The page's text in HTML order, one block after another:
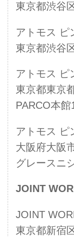
東京都渋谷
アトモス ピ
東京都渋谷
アトモス ピ
東京都東京
PARCO本館
アトモス ピ
大阪府大阪
グレースニ
JOINT
JOINT
東京都新宿